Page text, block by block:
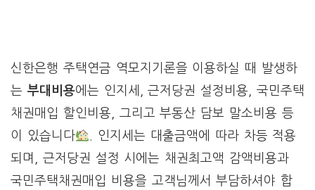
신한은행 주택연금 역모지기론을 이용하실 때 발생하
는 부대비용에는 인지세, 근저당권 설정비용, 국민주택
채권매입 할인비용, 그리고 부동산 담보 말소비용 등
이 있습니다
. 인지세는 대출금액에 따라 차등 적용
되며, 근저당권 설정 시에는 채권최고액 감액비용과
국민주택채권매입 비용을 고객님께서 부담하셔야 합